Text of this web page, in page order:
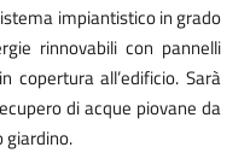
impiantistico in grado
rinnovabili con pannelli
all’edificio. Sarà
di acque piovane da
giardino.